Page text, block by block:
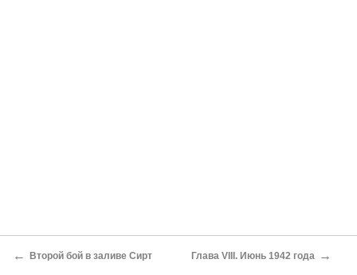
← Второй бой в заливе Сирт Глава VIII. Июнь 1942 года →